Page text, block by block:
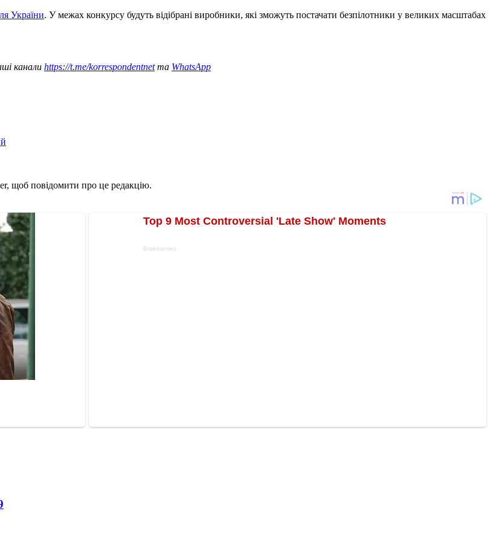
України. У межах конкурсу будуть відібрані виробники, які зможуть постачати безпілотники у великих масштабах
канали https://t.me/korrespondentnetта WhatsApp
щоб повідомити про це редакцію.